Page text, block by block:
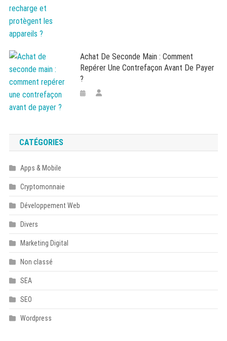
Achat De Seconde Main : Comment
Repérer Une Contrefaçon Avant De Payer
?
CATÉGORIES
Apps & Mobile
Cryptomonnaie
Développement Web
Divers
Marketing Digital
Non classé
SEA
SEO
Wordpress